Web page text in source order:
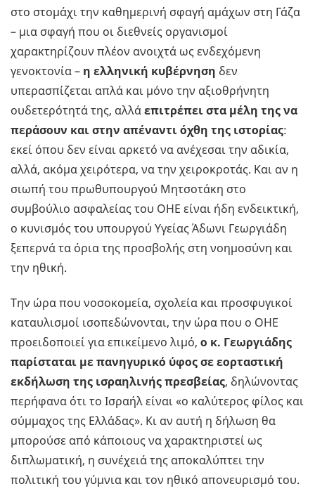
στο στομάχι την καθημερινή σφαγή αμάχων στη Γάζα
– μια σφαγή που οι διεθνείς οργανισμοί
χαρακτηρίζουν πλέον ανοιχτά ως ενδεχόμενη
γενοκτονία – η ελληνική κυβέρνηση δεν
υπερασπίζεται απλά και μόνο την αξιοθρήνητη
ουδετερότητά της, αλλάεπιτρέπει στα μέλη της να
περάσουν και στην απέναντι όχθη της ιστορίας:
εκεί όπου δεν είναι αρκετό να ανέχεσαι την αδικία,
αλλά, ακόμα χειρότερα, να την χειροκροτάς. Και αν η
σιωπή του πρωθυπουργού Μητσοτάκη στο
συμβούλιο ασφαλείας του ΟΗΕ είναι ήδη ενδεικτική,
ο κυνισμός του υπουργού Υγείας Άδωνι Γεωργιάδη
ξεπερνά τα όρια της προσβολής στη νοημοσύνη και
την ηθική.
Την ώρα που νοσοκομεία, σχολεία και προσφυγικοί
καταυλισμοί ισοπεδώνονται, την ώρα που ο ΟΗΕ
προειδοποιεί για επικείμενο λιμό, ο κ. Γεωργιάδης
παρίσταται με πανηγυρικό ύφος σε εορταστική
εκδήλωση της ισραηλινής πρεσβείας, δηλώνοντας
περήφανα ότι το Ισραήλ είναι «ο καλύτερος φίλος και
σύμμαχος της Ελλάδας». Κι αν αυτή η δήλωση θα
μπορούσε από κάποιους να χαρακτηριστεί ως
διπλωματική, η συνέχειά της αποκαλύπτει την
πολιτική του γύμνια και τον ηθικό απονευρισμό του.